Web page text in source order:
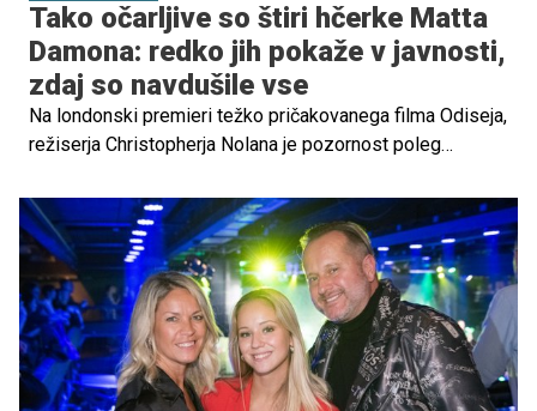
Tako očarljive so štiri hčerke Matta
Damona: redko jih pokaže v javnosti,
zdaj so navdušile vse
Na londonski premieri težko pričakovanega filma Odiseja,
režiserja Christopherja Nolana je pozornost poleg
Oskarjevec se je po rdeči preprogi sprehodil v družbi
žene Luciane Barroso in vseh štirih hčera, Alexie,
Isabelle, Gie in Stelle ter navdušil oboževalce.